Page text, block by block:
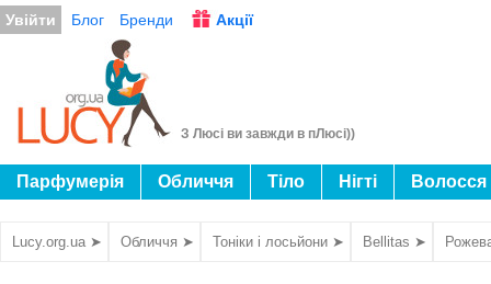
Увійти Блог Бренди Акції
З Люсі ви завжди в пЛюсі))
Парфумерія Обличчя Тіло Нігті Волосся
Lucy.org.ua ➤ Обличчя ➤ Тоніки і лосьйони ➤ Bellitas ➤